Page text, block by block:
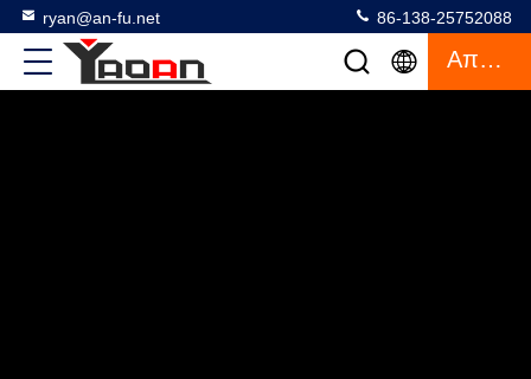
ryan@an-fu.net 86-138-25752088
Απόσπασμα